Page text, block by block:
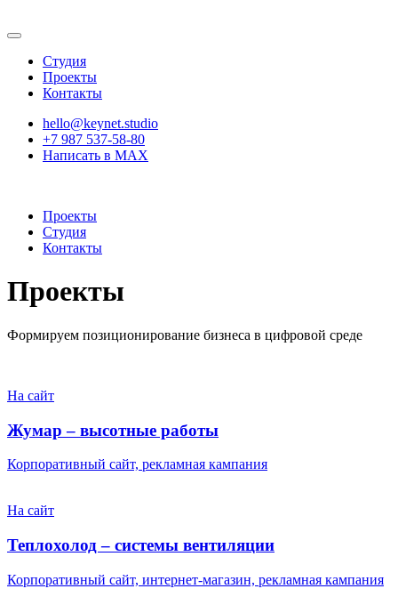
Студия
Проекты
Контакты
hello@keynet.studio
+7 987 537-58-80
Написать в MAX
Проекты
Студия
Контакты
Проекты
Формируем позиционирование бизнеса в цифровой среде
На сайт
Жумар – высотные работы
Корпоративный сайт, рекламная кампания
На сайт
Теплохолод – системы вентиляции
Корпоративный сайт, интернет-магазин, рекламная кампания